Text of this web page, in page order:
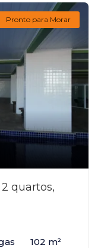
Pronto para Morar
quartos,
102 m²